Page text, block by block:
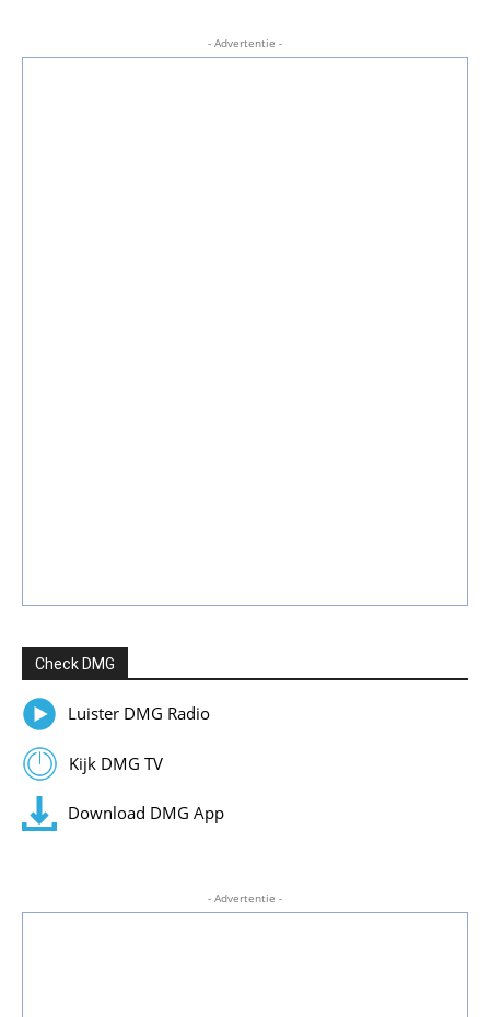
- Advertentie -
Check DMG
Luister DMG Radio
Kijk DMG TV
Download DMG App
- Advertentie -